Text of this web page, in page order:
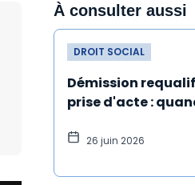
À consulter aussi
DROIT SOCIAL
Démission
prise d'acte :
l'ancienneté du
26 juin 2026